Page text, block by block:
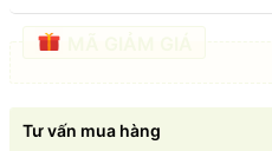
Tư vấn mua hàng